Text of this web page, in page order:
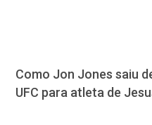
Como Jon Jones saiu
UFC para atleta de